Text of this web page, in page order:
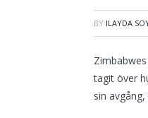
BY ILAYDA
tagit över
sin